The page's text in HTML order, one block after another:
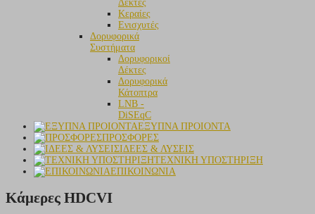
Δέκτες
Κεραίες
Ενισχυτές
Δορυφορικά
Συστήματα
Δορυφορικοί
Δέκτες
Δορυφορικά
Κάτοπτρα
LNB -
DiSEqC
ΕΞΥΠΝΑ ΠΡΟΙΟΝΤΑ
ΠΡΟΣΦΟΡΕΣ
ΙΔΕΕΣ & ΛΥΣΕΙΣ
ΤΕΧΝΙΚΗ ΥΠΟΣΤΗΡΙΞΗ
ΕΠΙΚΟΙΝΩΝΙΑ
Κάμερες HDCVI